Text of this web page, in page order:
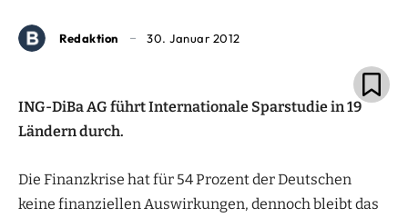
Redaktion 30. Januar 2012
ING-DiBa AG führt Internationale Sparstudie in 19
Ländern durch.
Die Finanzkrise hat für 54 Prozent der Deutschen
keine finanziellen Auswirkungen, dennoch bleibt das